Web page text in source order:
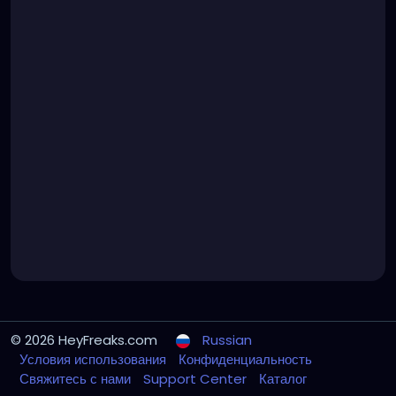
© 2026 HeyFreaks.com
Russian
Условия использования
Конфиденциальность
Свяжитесь с нами
Support Center Каталог